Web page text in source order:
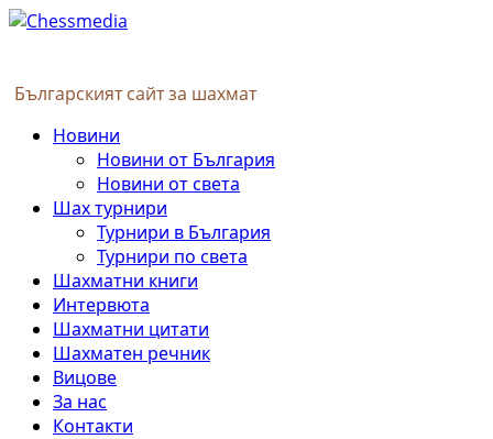
Skip
Българският сайт за шахмат
PrimaryНовини
Новини от България
Новини от света
Шах турнири
Турнири в България
Турнири по света
Шахматни книги
Интервюта
Шахматни цитати
Шахматен речник
Вицове
За нас
Контакти